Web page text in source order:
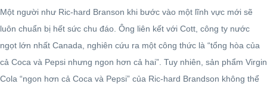
Một người như Ric-hard Branson khi bước vào một lĩnh vực mới sẽ
luôn chuẩn bị hết sức chu đáo. Ông liên kết với Cott, công ty nước
ngọt lớn nhất Canada, nghiên cứu ra một công thức là “tổng hòa của
cả Coca và Pepsi nhưng ngon hơn cả hai”. Tuy nhiên, sản phẩm Virgin
Cola “ngon hơn cả Coca và Pepsi” của Ric-hard Brandson không thể